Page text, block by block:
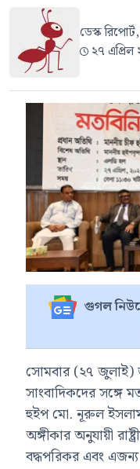
ডেস্ক
২৭
গুগল
সোমবার (২৭ জুলাই)
সাংবাদিকদের সঙ্গে
হুইপ মো. নূরুল
অঙ্গীকার অনুযায়ী
বদ্ধপরিকর এবং